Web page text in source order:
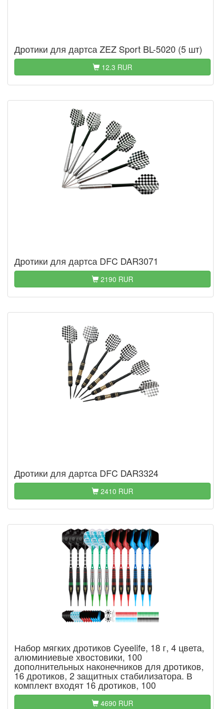
Дротики для дартса ZEZ Sport BL-5020 (5 шт)
12.3 RUR
Дротики для дартса DFC DAR3071
2190 RUR
Дротики для дартса DFC DAR3324
2410 RUR
Набор мягких дротиков Cyeelife, 18 г, 4 цвета,
алюминиевые хвостовики, 100
дополнительных наконечников для дротиков,
16 дротиков, 2 защитных стабилизатора. В
комплект входят 16 дротиков, 100
4690 RUR